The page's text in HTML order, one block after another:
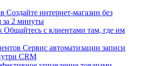
Создайте интернет-магазин без
за 2 минуты
Общайтесь с клиентами там, где им
Сервис автоматизации записи
CRM